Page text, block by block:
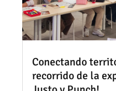
Conectando
recorrido de la